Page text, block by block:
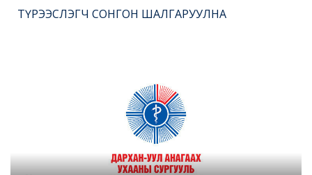
ТҮРЭЭСЛЭГЧ СОНГОН ШАЛГАРУУЛНА